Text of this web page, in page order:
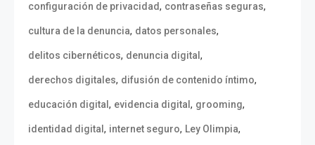
configuración de privacidad, contraseñas seguras,
cultura de la denuncia, datos personales,
delitos cibernéticos, denuncia digital ,
derechos digitales, difusión de contenido íntimo,
educación digital , evidencia digital , grooming,
identidad digital , internet seguro, Ley Olimpia,